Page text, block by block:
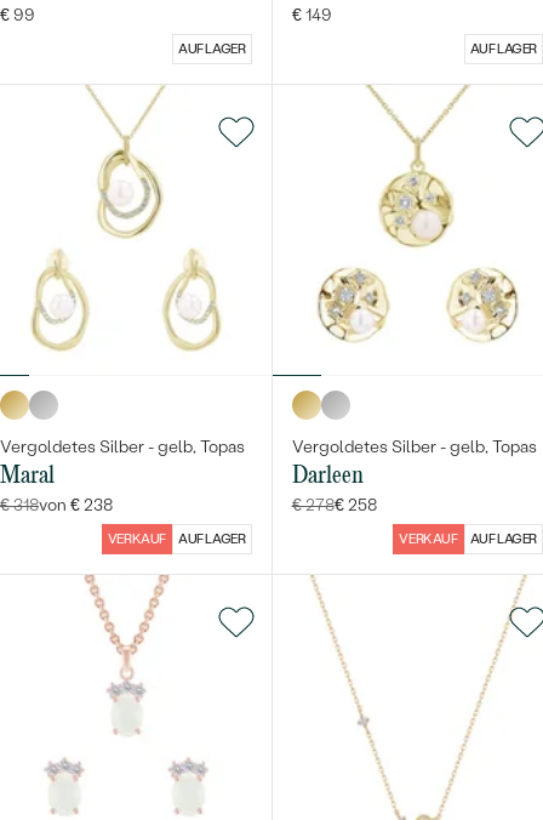
€ 99
AUF LAGER
€ 149
AUF LAGER
Vergoldetes Silber - gelb, Topas
Maral
€ 318von € 238
VERKAUF AUF LAGER
Vergoldetes Silber - gelb, Topas
Darleen
€ 278€ 258
VERKAUF AUF LAGER